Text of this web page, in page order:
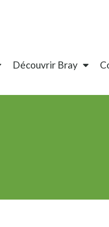
Découvrir Bray